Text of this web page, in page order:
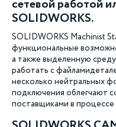
сетевой работой
SOLIDWORKS.
SOLIDWORKS Machinist
функциональные
а также выделенную
работать с
несколько нейтральных
подключения облегчают
поставщиками в процессе